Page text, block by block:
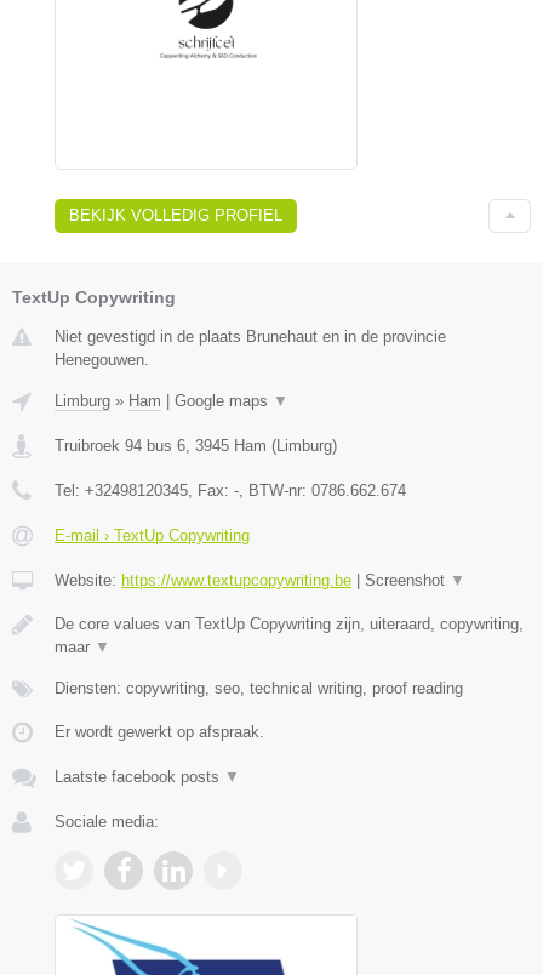
BEKIJK VOLLEDIG PROFIEL
TextUp Copywriting
Niet gevestigd in de plaats Brunehaut en in de provincie
Henegouwen.
Limburg » Ham Google maps ▼
Truibroek 94 bus 6 3945 Ham ( Limburg)
Tel: +32498120345 , Fax: - , BTW-nr: 0786.662.674
E-mail › TextUp Copywriting
Website: https://www.textupcopywriting.be Screenshot ▼
De core values van TextUp Copywriting zijn, uiteraard, copywriting,
maar ▼
Diensten: copywriting, seo, technical writing, proof reading
Er wordt gewerkt op afspraak.
Laatste facebook posts ▼
Sociale media: